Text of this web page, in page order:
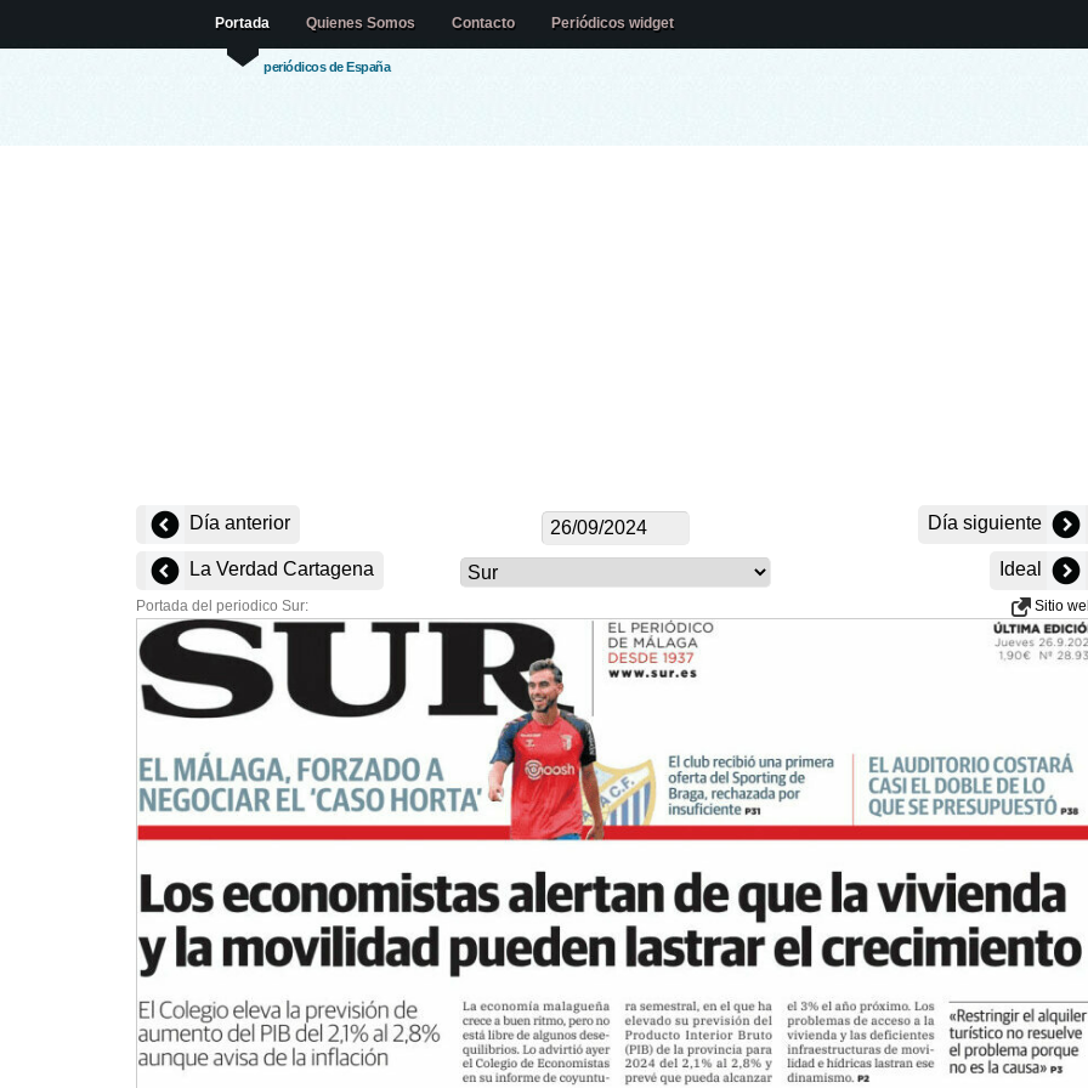
periódicos de España
Portada Quienes Somos Contacto Periódicos widget
Día anterior Día siguiente
La Verdad Cartagena Ideal
Portada del periodico Sur: Sitio